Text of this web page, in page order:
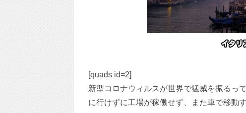
[quads id=2]
新型コロナウィルスが世界で猛威を振るっ
に行けずに工場が稼働せず、また車で移動